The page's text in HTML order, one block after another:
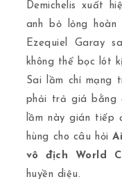
Demichelis xuất
anh bỏ lỏng hoàn
Ezequiel Garay
không thể bọc lót
Sai lầm chí mạng
phải trả giá bằng
lầm này gián tiếp
hùng cho câu hỏi
vô địch World
huyền diệu.